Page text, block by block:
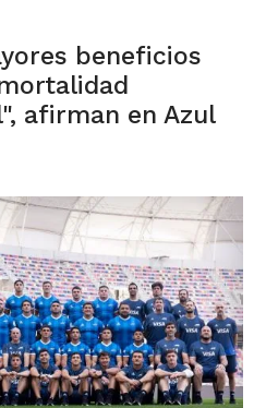
beneficios
afirman en Azul